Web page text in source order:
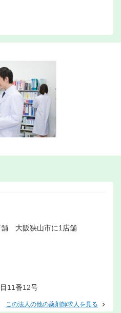
大阪狭山市に1店舗
11番12号
この法人の他の薬剤師求人を見る